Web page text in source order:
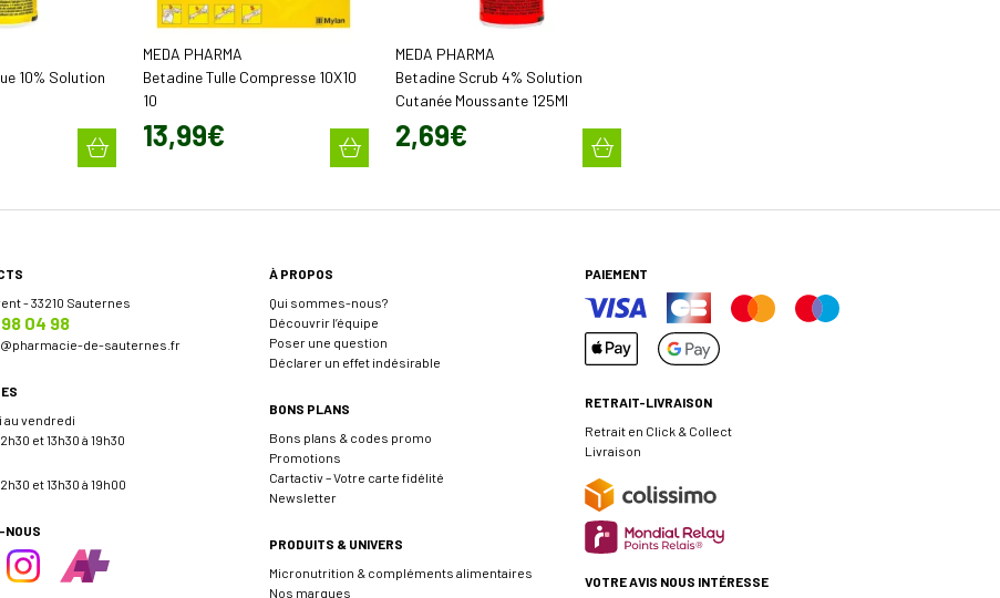
10% Solution
MEDA PHARMA
Betadine Tulle Compresse 10X10
10
13,99€
MEDA PHARMA
Betadine Scrub 4% Solution
Cutanée Moussante 125Ml
2,69€
- 33210 Sauternes
04 98
@pharmacie-de-sauternes.fr
au vendredi
et 13h30 à 19h30
et 13h30 à 19h00
NOUS
À PROPOS
Qui sommes-nous?
Découvrir l’équipe
Poser une question
Déclarer un effet indésirable
BONS PLANS
Bons plans & codes promo
Promotions
Cartactiv – Votre carte fidélité
Newsletter
PRODUITS & UNIVERS
Micronutrition & compléments alimentaires
Nos marques
PAIEMENT
RETRAIT-LIVRAISON
Retrait en Click & Collect
Livraison
VOTRE AVIS NOUS INTÉRESSE